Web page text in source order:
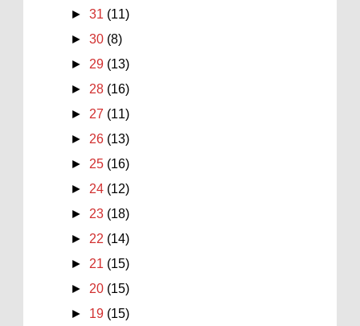
►31 (11)
►30 (8)
► 29 (13)
► 28 (16)
► 27 (11)
► 26 (13)
► 25 (16)
► 24 (12)
► 23 (18)
► 22 (14)
► 21 (15)
► 20 (15)
► 19 (15)